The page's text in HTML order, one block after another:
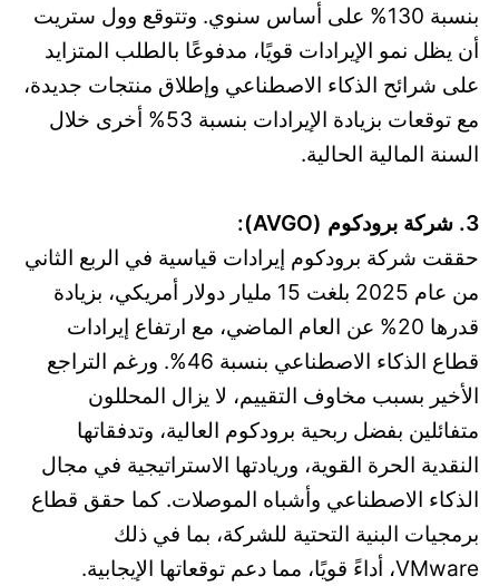
بنسبة 130% على أساس سنوي. وتتوقع وول ستريت
أن يظل نمو الإيرادات قويًا، مدفوعًا بالطلب المتزايد
على شرائح الذكاء الاصطناعي وإطلاق منتجات جديدة،
مع توقعات بزيادة الإيرادات بنسبة 53% أخرى خلال
السنة المالية الحالية.
3. شركة برودكوم (AVGO):
حققت شركة برودكوم إيرادات قياسية في الربع الثاني
من عام 2025 بلغت 15 مليار دولار أمريكي، بزيادة
قدرها 20% عن العام الماضي، مع ارتفاع إيرادات
قطاع الذكاء الاصطناعي بنسبة 46%. ورغم التراجع
الأخير بسبب مخاوف التقييم، لا يزال المحللون
متفائلين بفضل ربحية برودكوم العالية، وتدفقاتها
النقدية الحرة القوية، وريادتها الاستراتيجية في مجال
الذكاء الاصطناعي وأشباه الموصلات. كما حقق قطاع
برمجيات البنية التحتية للشركة، بما في ذلك
VMware، أداءً قويًا، مما دعم توقعاتها الإيجابية.